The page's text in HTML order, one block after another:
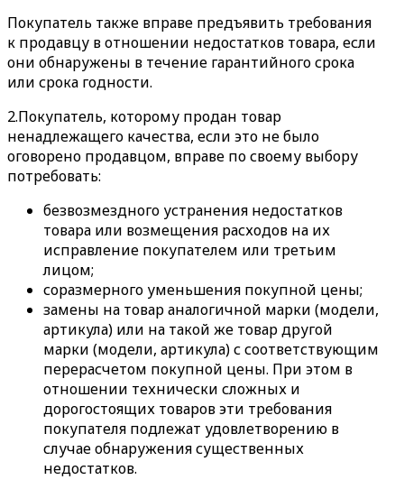
Покупатель также вправе предъявить требования
к продавцу в отношении недостатков товара, если
они обнаружены в течение гарантийного срока
или срока годности.
2.Покупатель, которому продан товар
ненадлежащего качества, если это не было
оговорено продавцом, вправе по своему выбору
потребовать:
безвозмездного устранения недостатков
товара или возмещения расходов на их
исправление покупателем или третьим
лицом;
соразмерного уменьшения покупной цены;
замены на товар аналогичной марки (модели,
артикула) или на такой же товар другой
марки (модели, артикула) с соответствующим
перерасчетом покупной цены. При этом в
отношении технически сложных и
дорогостоящих товаров эти требования
покупателя подлежат удовлетворению в
случае обнаружения существенных
недостатков.